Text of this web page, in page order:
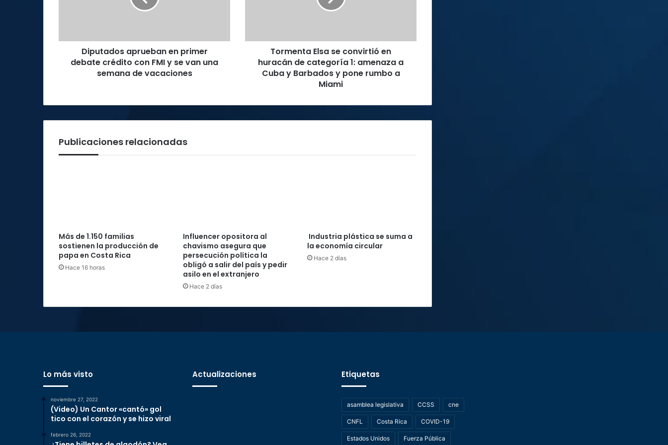
y
Diputados aprueban en primer
debate crédito con FMI y se van una
semana de vacaciones
1:
amenaza
rumbo
Tormenta Elsa se convirtió en
huracán de categoría 1: amenaza a
Cuba y Barbados y pone rumbo a
Miami
Publicaciones relacionadas
Más de 1.150 familias
sostienen la producción de
papa en Costa Rica
Hace 16 horas
Influencer opositora al
chavismo asegura que
persecución política la
obligó a salir del país y pedir
asilo en el extranjero
Hace 2 días
Industria plástica se suma a
la economía circular
Hace 2 días
Lo más visto
noviembre 27, 2022
(Video) Un Cantor «cantó» gol
tico con el corazón y se hizo viral
febrero 26, 2022
Actualizaciones Etiquetas
asamblea legislativa CCSS cne
CNFL Costa Rica COVID-19
Estados Unidos Fuerza Pública